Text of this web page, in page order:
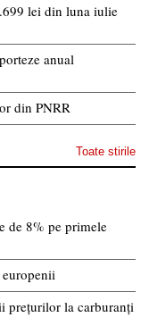
lei din luna iulie
anual
din PNRR
Toate stirile
de 8% pe primele
prețurilor la carburanți